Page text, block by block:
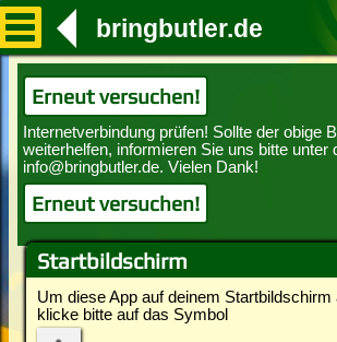
Startbildschirm
Um diese App auf deinem Startbildschirm
klicke bitte auf das Symbol
bringbutler.de
Erneut versuchen!
Erneut versuchen!